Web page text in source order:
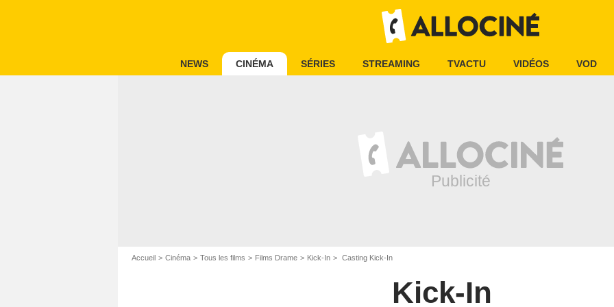
NEWS CINÉMA SÉRIES STREAMING TVACTU VIDÉOS VOD
Accueil Cinéma Tous les films Films Drame Kick-In Casting Kick-In
Kick-In